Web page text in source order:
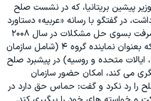
آمریکا
پيشين بريتانيا، که در نشست صلح
در گفتگو با رسانه «عربيه» دستاورد
اين نشست را پيشرفت بسوی حل مشکلات در سال ۲۰۰۸
دانست. تونی بلر که بعنوان نماينده گروه ۴ (شامل سازمان
ايالات متحده و روسيه) در پيشبرد صلح
می کند، امکان حضور سازمان
را رد نکرد و گفت: حماس حق دارد در